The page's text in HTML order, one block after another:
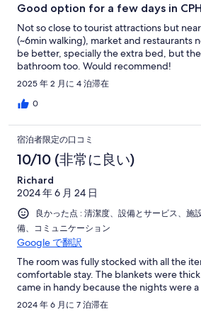
Good option for a few days in CPH
Not so close to tourist attractions but
(~6min walking), market and restaurants
be better, specially the extra bed, but
bathroom too. Would recommend!
2025 年 2 月に 4 泊滞在
0
宿泊者限定の口コミ
10/10 (非常に良い)
Richard
2024 年 6 月 24 日
良かった点 : 清潔度、設備とサービス、施
備、コミュニケーション
Google で翻訳
The room was fully stocked with all the
comfortable stay. The blankets were
came in handy because the nights were
2024 年 6 月に 7 泊滞在